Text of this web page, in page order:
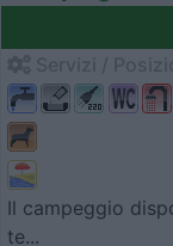
Il campeggio
te...